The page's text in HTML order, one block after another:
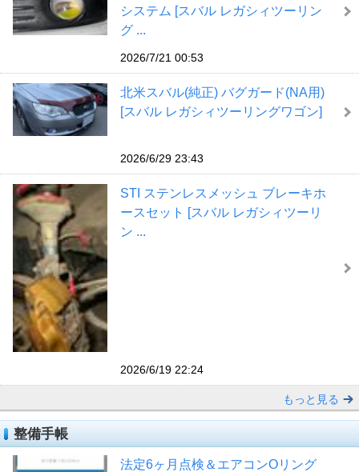
システム [スバル レガシィツーリン
グ ...
2026/7/21 00:53
北米スバル(純正) バグガード(NA用)
[スバル レガシィツーリングワゴン]
2026/6/29 23:43
STI ステンレスメッシュ ブレーキホ
ースセット [スバル レガシィツーリ
ン ...
2026/6/19 22:24
もっと見る
整備手帳
法定6ヶ月点検＆エアコンOリング